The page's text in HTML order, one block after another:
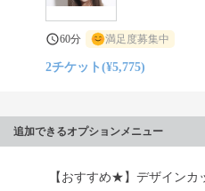
60分 満足度募集中
2チケット(¥5,775)
追加できるオプションメニュー
【おすすめ★】デザイン